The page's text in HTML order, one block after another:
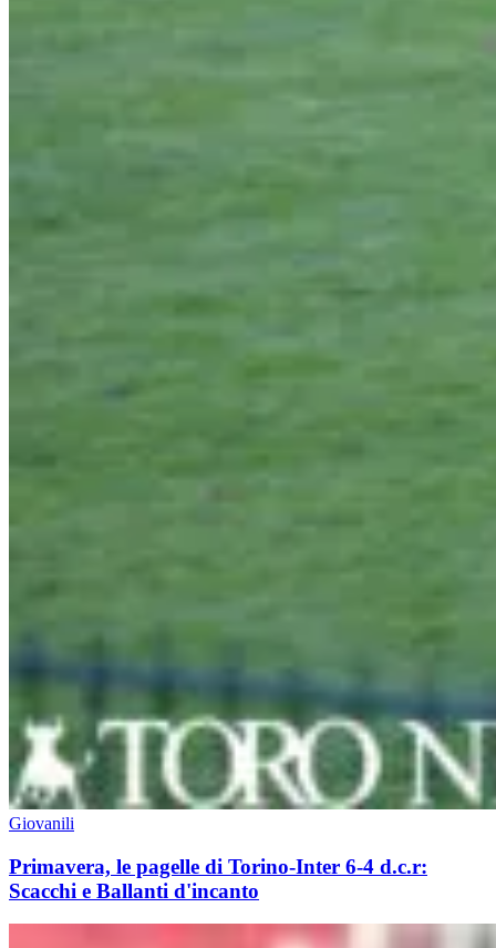
Giovanili
Primavera, le pagelle di Torino-Inter 6-4 d.c.r:
Scacchi e Ballanti d'incanto